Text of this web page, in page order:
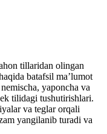
tillaridan olingan
batafsil maʼlumot
yaponcha va
tilidagi tushutirishlari.
va teglar orqali
yangilanib turadi va